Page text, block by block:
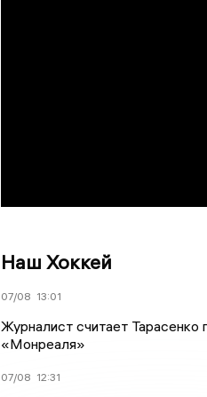
Наш Хоккей
07/08 13:01
Журналист считает
«Монреаля»
07/08 12:31